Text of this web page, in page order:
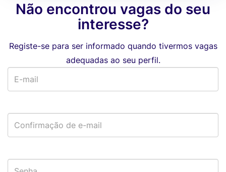
Não encontrou vagas do seu
interesse?
Registe-se para ser informado quando tivermos vagas
adequadas ao seu perfil.